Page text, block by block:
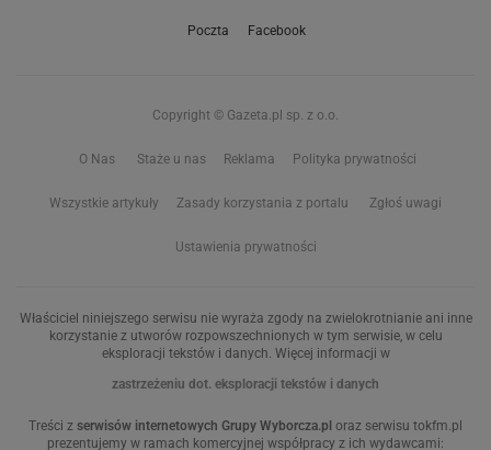
Poczta Facebook
Copyright © Gazeta.pl sp. z o.o.
O Nas Staże u nas Reklama Polityka prywatności
Wszystkie artykuły Zasady korzystania z portalu Zgłoś uwagi
Ustawienia prywatności
Właściciel niniejszego serwisu nie wyraża zgody na zwielokrotnianie ani inne
korzystanie z utworów rozpowszechnionych w tym serwisie, w celu
eksploracji tekstów i danych. Więcej informacji w
zastrzeżeniu dot. eksploracji tekstów i danych
Treści z serwisów internetowych Grupy Wyborcza.pl oraz serwisu tokfm.pl
prezentujemy w ramach komercyjnej współpracy z ich wydawcami: